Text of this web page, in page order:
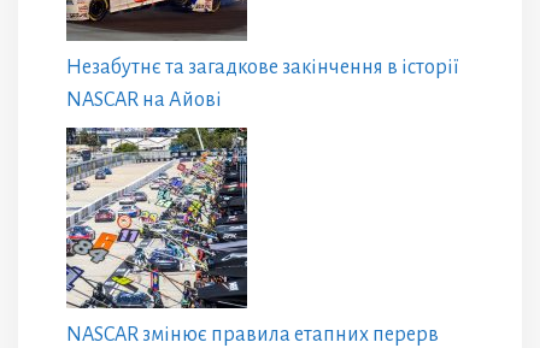
Незабутнє та загадкове закінчення в історії
NASCAR на Айові
NASCAR змінює правила етапних перерв